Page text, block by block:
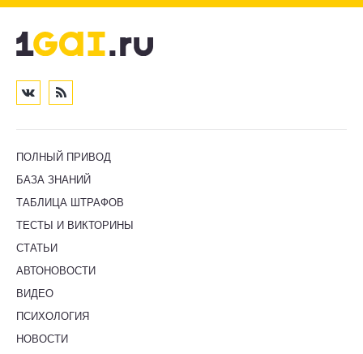
ПОЛНЫЙ ПРИВОД
БАЗА ЗНАНИЙ
ТАБЛИЦА ШТРАФОВ
ТЕСТЫ И ВИКТОРИНЫ
СТАТЬИ
АВТОНОВОСТИ
ВИДЕО
ПСИХОЛОГИЯ
НОВОСТИ